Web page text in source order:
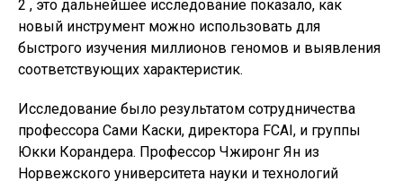
2 , это дальнейшее исследование показало, как
новый инструмент можно использовать для
быстрого изучения миллионов геномов и выявления
соответствующих характеристик.
Исследование было результатом сотрудничества
профессора Сами Каски, директора FCAI, и группы
Юкки Корандера. Профессор Чжиронг Ян из
Норвежского университета науки и технологий